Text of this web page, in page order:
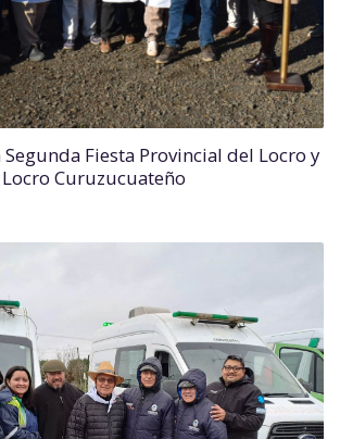
Fiesta Provincial del Locro y
Curuzucuateño